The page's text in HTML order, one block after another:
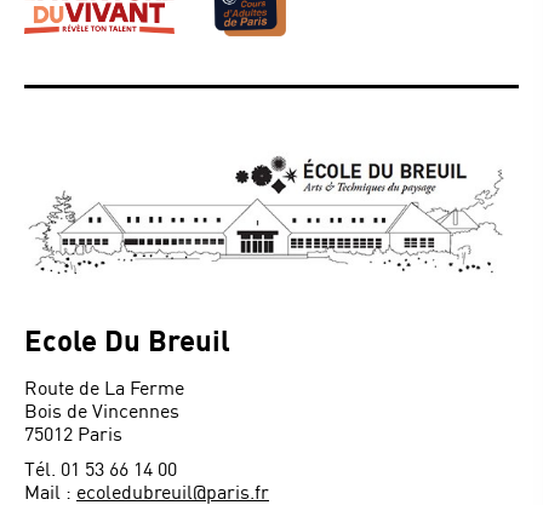
Ecole Du Breuil
Route de La Ferme
Bois de Vincennes
75012 Paris
Tél. 01 53 66 14 00
Mail : ecoledubreuil@paris.fr